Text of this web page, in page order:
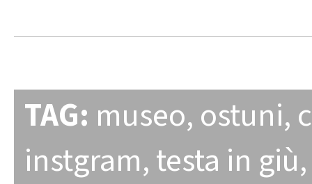
TAG: museo, ostuni,
instgram,testa in giù